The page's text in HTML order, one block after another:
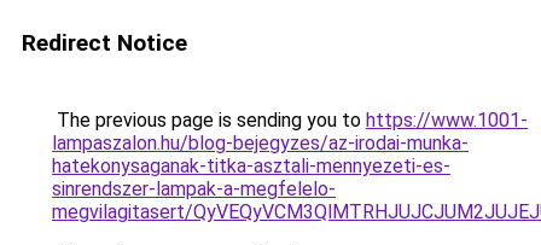
Redirect Notice
The previous page is sending you to https://www.1001-
lampaszalon.hu/blog-bejegyzes/az-irodai-munka-
hatekonysaganak-titka-asztali-mennyezeti-es-
sinrendszer-lampak-a-megfelelo-
megvilagitasert/